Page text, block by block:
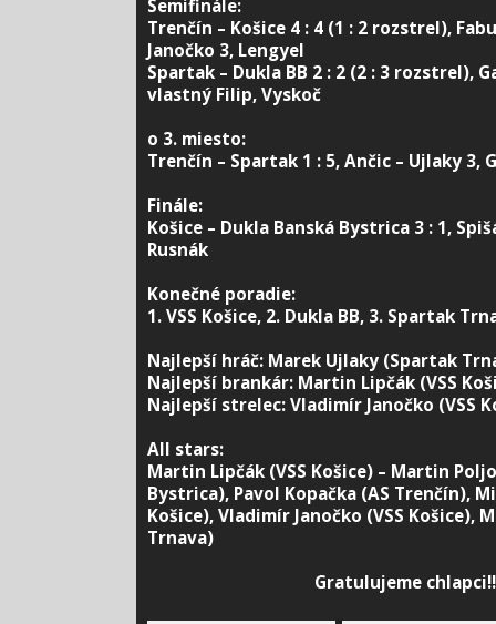
Semifinále:
Trenčín – Košice 4 : 4 (1 : 2 rozstrel),
Janočko 3, Lengyel
Spartak – Dukla BB 2 : 2 (2 : 3 rozstrel),
vlastný Filip, Vyskoč
o 3. miesto:
Trenčín – Spartak 1 : 5, Ančic – Ujlaky 3,
Finále:
Košice – Dukla Banská Bystrica 3 : 1,
Rusnák
Konečné poradie:
1. VSS Košice, 2. Dukla BB, 3. Spartak
Najlepší hráč: Marek Ujlaky (Spartak
Najlepší brankár: Martin Lipčák (VSS
Najlepší strelec: Vladimír Janočko (VSS
All stars:
Martin Lipčák (VSS Košice) – Martin
Bystrica), Pavol Kopačka (AS Trenčín),
Košice), Vladimír Janočko (VSS Košice),
Trnava)
Gratulujeme